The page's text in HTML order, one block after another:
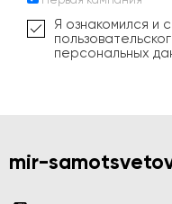
Я ознакомился и
персональных
mir-